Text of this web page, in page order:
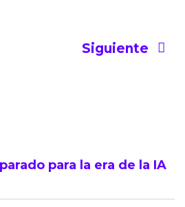
Siguiente
para la era de la IA